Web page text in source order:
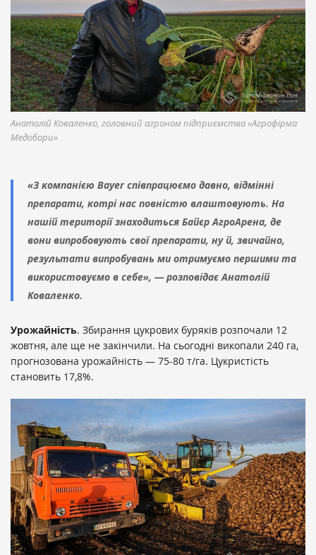
Анатолій Коваленко, головний агроном підприємства «Агрофірма
Медобори»
«З компанією Bayer співпрацюємо давно, відмінні
препарати, котрі нас повністю влаштовують. На
нашій території знаходиться Байєр АгроАрена, де
вони випробовують свої препарати, ну й, звичайно,
результати випробувань ми отримуємо першими та
використовуємо в себе», — розповідає Анатолій
Коваленко.
Урожайність. Збирання цукрових буряків розпочали 12
жовтня, але ще не закінчили. На сьогодні викопали 240 га,
прогнозована урожайність — 75-80 т/га. Цукристість
становить 17,8%.